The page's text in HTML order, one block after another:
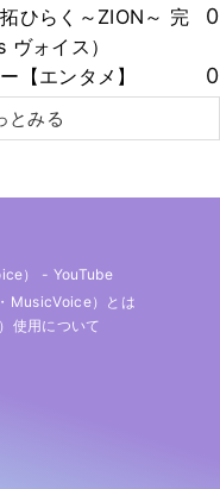
ひらく～ZION～ 完
ォイス）
0
【エンタメ】 0
とみる
） - YouTube
MusicVoice）とは
使用について